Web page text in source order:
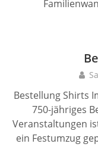
Bestellung Shirts
750-jähriges
Veranstaltungen
ein Festumzug